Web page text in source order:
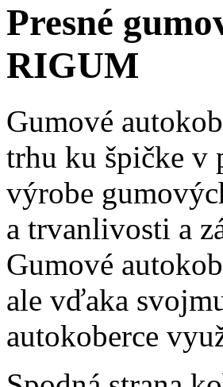
Presné
RIGUM
Gumové
trhu ku špičke
výrobe
a trvanlivosti a
Gumové
ale vďaka
autokoberce